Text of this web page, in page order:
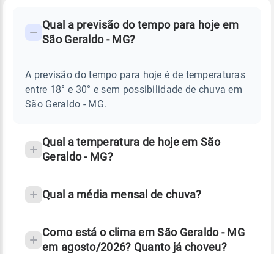
PREVISÃO
TEMPO
GERALDO
Perguntas
sobre
chuva
Qual a previsão do tempo para hoje em
São Geraldo - MG?
A previsão do tempo para hoje é de temperaturas
entre 18° e 30° e sem possibilidade de chuva em
São Geraldo - MG.
Qual a temperatura de hoje em São
Geraldo - MG?
Qual a média mensal de chuva?
Como está o clima em São Geraldo - MG
em agosto/2026? Quanto já choveu?